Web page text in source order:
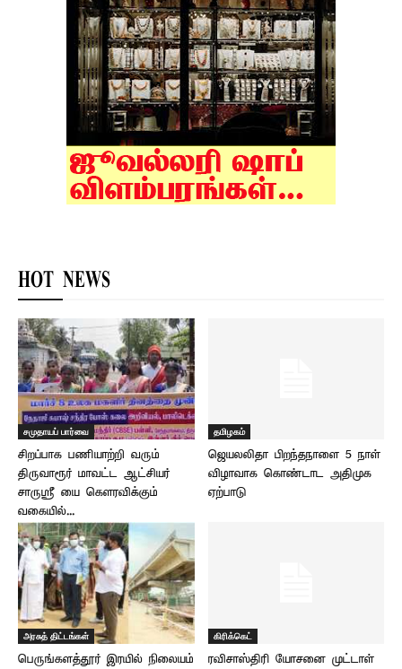
HOT NEWS
சமுதாயப் பார்வை
சிறப்பாக பணியாற்றி வரும்
திருவாரூர் மாவட்ட ஆட்சியர்
சாருஸ்ரீ யை கௌரவிக்கும்
வகையில்...
தமிழகம்
ஜெயலலிதா பிறந்தநாளை 5 நாள்
விழாவாக கொண்டாட அதிமுக
ஏற்பாடு
அரசுத் திட்டங்கள்
பெருங்களத்தூர் இரயில் நிலையம்
கிரிக்கெட்
ரவிசாஸ்திரி யோசனை முட்டாள்